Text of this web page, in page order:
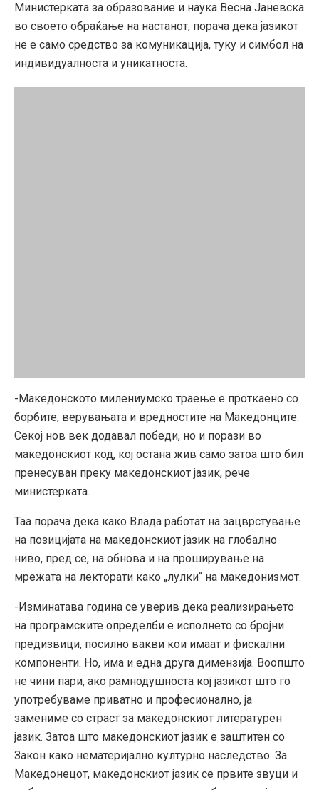
Министерката за образование и наука Весна Јаневска
во своето обраќање на настанот, порача дека јазикот
не е само средство за комуникација, туку и симбол на
индивидуалноста и уникатноста.
-Македонското милениумско траење е проткаено со
борбите, верувањата и вредностите на Македонците.
Секој нов век додавал победи, но и порази во
македонскиот код, кој остана жив само затоа што бил
пренесуван преку македонскиот јазик, рече
министерката.
Таа порача дека како Влада работат на зацврстување
на позицијата на македонскиот јазик на глобално
ниво, пред се, на обнова и на проширување на
мрежата на лекторати како „лулки“ на македонизмот.
-Изминатава година се уверив дека реализирањето
на програмските определби е исполнето со бројни
предизвици, посилно вакви кои имаат и фискални
компоненти. Но, има и една друга димензија. Воопшто
не чини пари, ако рамнодушноста кој јазикот што го
употребуваме приватно и професионално, ја
замениме со страст за македонскиот литературен
јазик. Затоа што македонскиот јазик е заштитен со
Закон како нематеријално културно наследство. За
Македонецот, македонскиот јазик се првите звуци и